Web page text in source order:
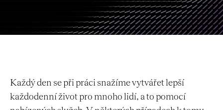
Každý den se při práci snažíme vytvářet lepší
každodenní život pro mnoho lidí, a to pomocí